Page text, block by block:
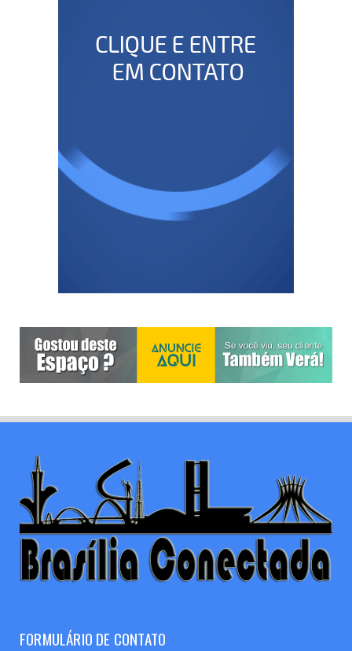
FORMULÁRIO DE CONTATO